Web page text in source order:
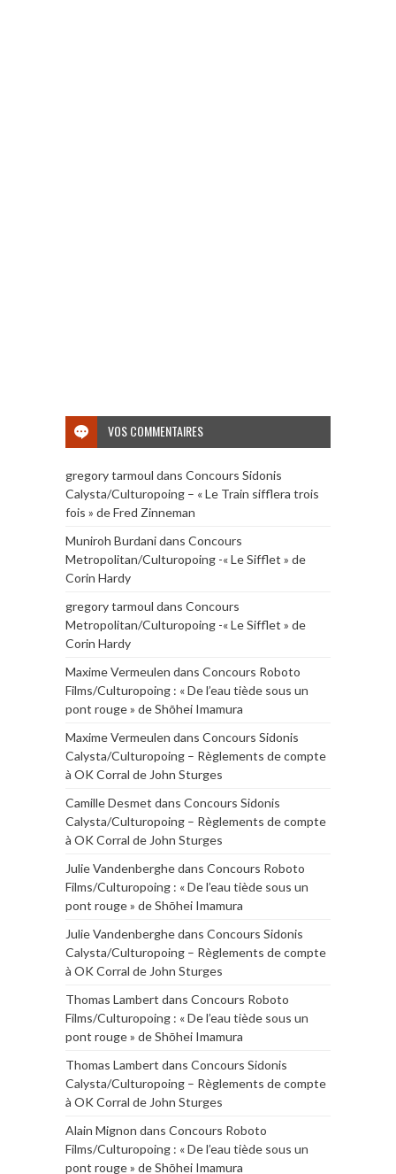
VOS COMMENTAIRES
gregory tarmoul dans Concours Sidonis
Calysta/Culturopoing – « Le Train sifflera trois
fois » de Fred Zinneman
Muniroh Burdanidans Concours
Metropolitan/Culturopoing -« Le Sifflet » de
Corin Hardy
gregory tarmoul dans Concours
Metropolitan/Culturopoing -« Le Sifflet » de
Corin Hardy
Maxime Vermeulen dans Concours Roboto
Films/Culturopoing : « De l’eau tiède sous un
pont rouge » de Shōhei Imamura
Maxime Vermeulen dans Concours Sidonis
Calysta/Culturopoing – Règlements de compte
à OK Corral de John Sturges
Camille Desmet dans Concours Sidonis
Calysta/Culturopoing – Règlements de compte
à OK Corral de John Sturges
Julie Vandenberghedans Concours Roboto
Films/Culturopoing : « De l’eau tiède sous un
pont rouge » de Shōhei Imamura
Julie Vandenberghedans Concours Sidonis
Calysta/Culturopoing – Règlements de compte
à OK Corral de John Sturges
Thomas Lambert dans Concours Roboto
Films/Culturopoing : « De l’eau tiède sous un
pont rouge » de Shōhei Imamura
Thomas Lambert dans Concours Sidonis
Calysta/Culturopoing – Règlements de compte
à OK Corral de John Sturges
Alain Mignon dans Concours Roboto
Films/Culturopoing : « De l’eau tiède sous un
pont rouge » de Shōhei Imamura